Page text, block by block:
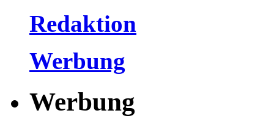
Redaktion
Werbung
Werbung